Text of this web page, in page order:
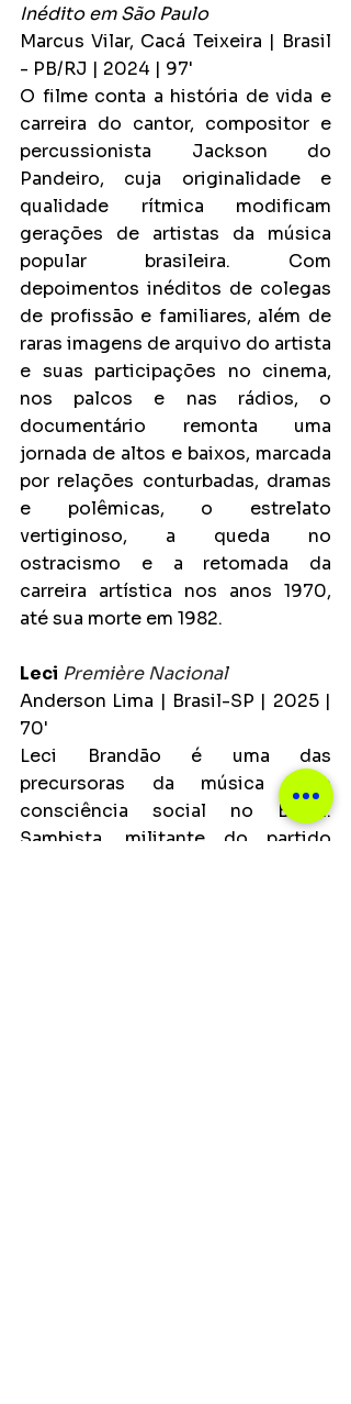
Inédito em São Paulo
Marcus Vilar, Cacá Teixeira | Brasil
- PB/RJ | 2024 | 97'
O filme conta a história de vida e
carreira do cantor, compositor e
percussionista Jackson do
Pandeiro, cuja originalidade e
qualidade rítmica modificam
gerações de artistas da música
popular brasileira. Com
depoimentos inéditos de colegas
de profissão e familiares, além de
raras imagens de arquivo do artista
e suas participações no cinema,
nos palcos e nas rádios, o
documentário remonta uma
jornada de altos e baixos, marcada
por relações conturbadas, dramas
e polêmicas, o estrelato
vertiginoso, a queda no
ostracismo e a retomada da
carreira artística nos anos 1970,
até sua morte em 1982.
Leci Première Nacional
Anderson Lima | Brasil-SP | 2025 |
70'
Leci Brandão é uma das
precursoras da música com
consciência social no Brasil.
Sambista, militante do partido